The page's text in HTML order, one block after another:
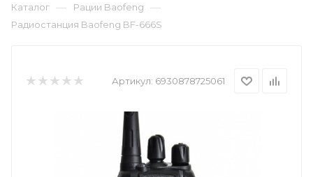
Каталог — Рации Baofeng —
Радиостанция Baofeng BF-666S
Артикул: 6930878725061